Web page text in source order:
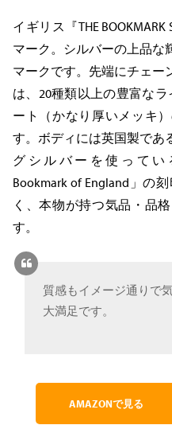
イギリス『THE
マーク。シルバーの上品な
マークです。先端にチェー
は、20種類以上の豊富な
ート（かなり厚いメッキ
す。ボディには英国製であ
グシルバーを使ってい
Bookmark of England」の
く、本物が持つ気品・品
す。
質感もイメージ通りで
大満足です。
AMAZONで見る